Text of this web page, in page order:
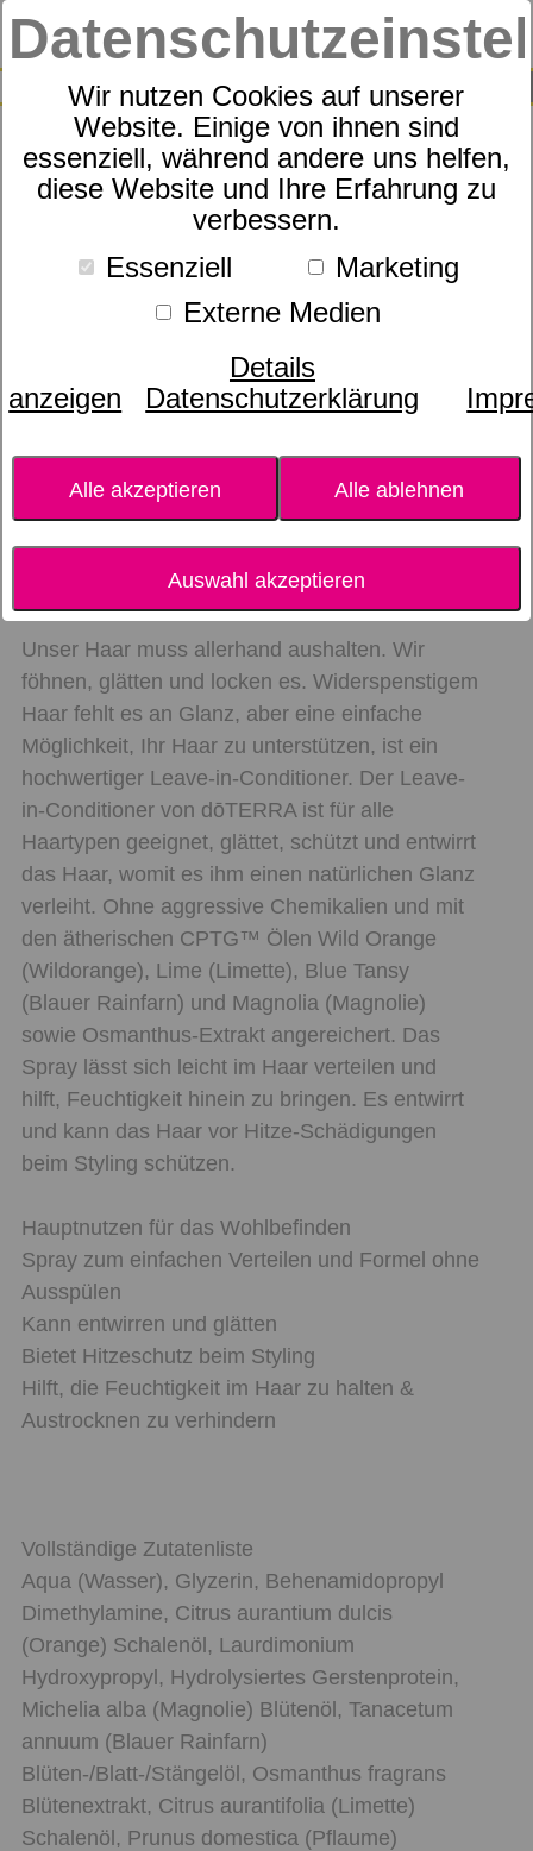
Wir nutzen Cookies auf unserer
Website. Einige von ihnen sind
essenziell, während andere uns helfen,
diese Website und Ihre Erfahrung zu
verbessern.
Essenziell
Marketing
Externe Medien
Details
anzeigen
Datenschutzerklärung
Alle akzeptieren Alle ablehnen
Auswahl akzeptieren
SUCHE
0
Leave-in-Conditioner von
Unser Haar muss allerhand aushalten. Wir
föhnen, glätten und locken es. Widerspenstigem
Haar fehlt es an Glanz, aber eine einfache
Möglichkeit, Ihr Haar zu unterstützen, ist ein
hochwertiger Leave-in-Conditioner. Der Leave-
in-Conditioner von dōTERRA ist für alle
Haartypen geeignet, glättet, schützt und entwirrt
das Haar, womit es ihm einen natürlichen Glanz
verleiht. Ohne aggressive Chemikalien und mit
den ätherischen CPTG™ Ölen Wild Orange
(Wildorange), Lime (Limette), Blue Tansy
(Blauer Rainfarn) und Magnolia (Magnolie)
sowie Osmanthus-Extrakt angereichert. Das
Spray lässt sich leicht im Haar verteilen und
hilft, Feuchtigkeit hinein zu bringen. Es entwirrt
und kann das Haar vor Hitze-Schädigungen
beim Styling schützen.
Hauptnutzen für das Wohlbefinden
Spray zum einfachen Verteilen und Formel ohne
Ausspülen
Kann entwirren und glätten
Bietet Hitzeschutz beim Styling
Hilft, die Feuchtigkeit im Haar zu halten &
Austrocknen zu verhindern
Vollständige Zutatenliste
Aqua (Wasser), Glyzerin, Behenamidopropyl
Dimethylamine, Citrus aurantium dulcis
(Orange) Schalenöl, Laurdimonium
Hydroxypropyl, Hydrolysiertes Gerstenprotein,
Michelia alba (Magnolie) Blütenöl, Tanacetum
annuum (Blauer Rainfarn)
Blüten-/Blatt-/Stängelöl, Osmanthus fragrans
Blütenextrakt, Citrus aurantifolia (Limette)
Schalenöl, Prunus domestica (Pflaume)